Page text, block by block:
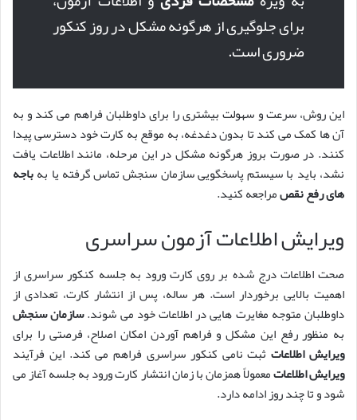
برای جلوگیری از هرگونه مشکل در روز کنکور
ضروری است.
این روش، سرعت و سهولت بیشتری را برای داوطلبان فراهم می کند و به
آن ها کمک می کند تا بدون دغدغه، به موقع به کارت خود دسترسی پیدا
کنند. در صورت بروز هرگونه مشکل در این مرحله، مانند اطلاعات یافت
نشد، باید با سیستم پاسخگویی سازمان سنجش تماس گرفته یا بهباجه
های رفع نقصمراجعه کنید.
ویرایش اطلاعات آزمون سراسری
صحت اطلاعات درج شده بر روی کارت ورود به جلسه کنکور سراسری از
اهمیت بالایی برخوردار است. هر ساله، پس از انتشار کارت، تعدادی از
داوطلبان متوجه مغایرت هایی در اطلاعات خود می شوند.سازمان سنجش
به منظور رفع این مشکل و فراهم آوردن امکان اصلاح، فرصتی را برای
ویرایش اطلاعاتثبت نامی کنکور سراسری فراهم می کند. این فرآیند
ویرایش اطلاعاتمعمولاً همزمان با زمان انتشار کارت ورود به جلسه آغاز می
شود و تا چند روز ادامه دارد.